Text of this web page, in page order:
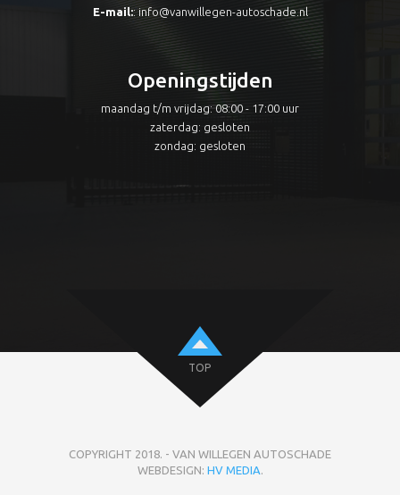
E-mail:: info@vanwillegen-autoschade.nl
Openingstijden
maandag t/m vrijdag: 08:00 - 17:00 uur
zaterdag: gesloten
zondag: gesloten
TOP
COPYRIGHT 2018. - VAN WILLEGEN AUTOSCHADE
WEBDESIGN: HV MEDIA.